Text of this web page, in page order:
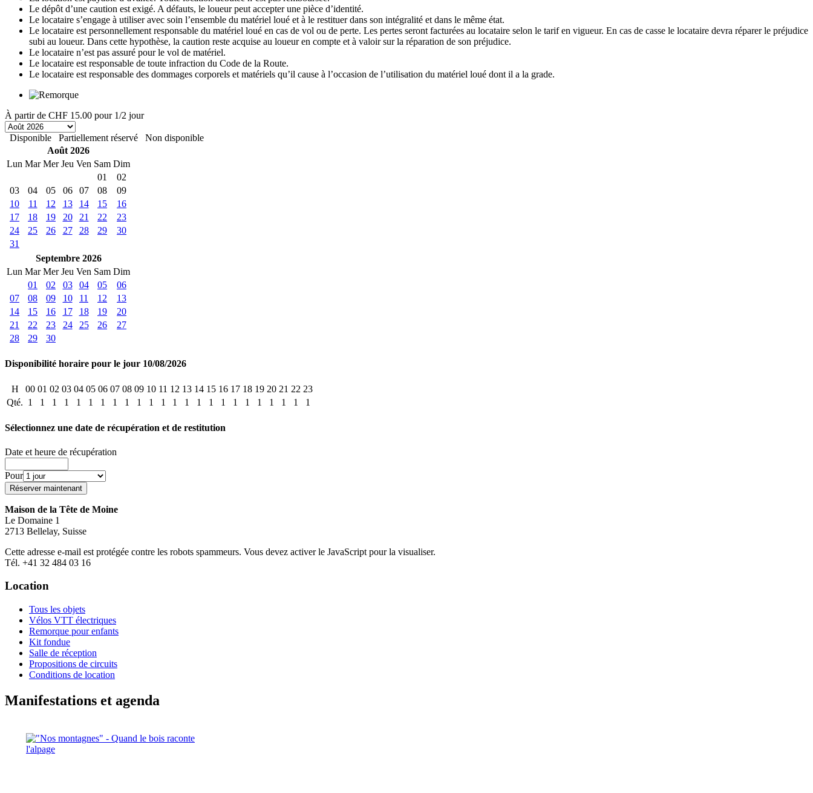
Le dépôt d’une caution est exigé. A défauts, le loueur peut accepter une pièce d’identité.
Le locataire s’engage à utiliser avec soin l’ensemble du matériel loué et à le restituer dans son intégralité et dans le même état.
Le locataire est personnellement responsable du matériel loué en cas de vol ou de perte. Les pertes seront facturées au locataire selon le tarif en vigueur. En cas de casse le locataire devra réparer le préjudice
subi au loueur. Dans cette hypothèse, la caution reste acquise au loueur en compte et à valoir sur la réparation de son préjudice.
Le locataire n’est pas assuré pour le vol de matériel.
Le locataire est responsable de toute infraction du Code de la Route.
Le locataire est responsable des dommages corporels et matériels qu’il cause à l’occasion de l’utilisation du matériel loué dont il a la grade.
À partir de CHF 15.00 pour 1/2 jour
Disponible Partiellement réservé
Non disponible
Août 2026
Lun Mar Mer Jeu Ven Sam Dim
01
02
03
04 05 06 07 08
09
10
11 12 13 14 15
16
17
18 19 20 21 22
23
24
25 26 27 28 29
30
31
Septembre 2026
Lun Mar Mer Jeu Ven Sam Dim
01
02 03 04 05
06
07
08 09 10 11 12
13
14
15 16 17 18 19
20
21
22 23 24 25 26
27
28
29 30
Disponibilité horaire pour le jour 10/08/2026
H 00 01 02 03 04 05 06 07 08 09 10 11 12 13 14 15 16 17 18 19 20 21 22 23
Qté. 1 1 1 1 1 1 1 1 1 1 1 1 1 1 1 1 1 1 1 1 1 1 1 1
Sélectionnez une date de récupération et de restitution
Date et heure de récupération
Pour
Maison de la Tête de Moine
Le Domaine 1
2713 Bellelay, Suisse
Cette adresse e-mail est protégée contre les robots spammeurs. Vous devez activer le JavaScript pour la visualiser.
Tél. +41 32 484 03 16
Location
Tous les objets
Vélos VTT électriques
Remorque pour enfants
Kit fondue
Salle de réception
Propositions de circuits
Conditions de location
Manifestations et agenda